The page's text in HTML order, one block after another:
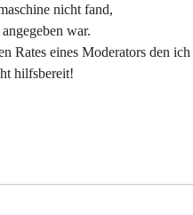
nicht fand,
war.
Rates eines Moderators den
hilfsbereit!